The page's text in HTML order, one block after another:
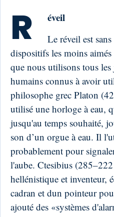
R éveil
Le réveil est
dispositifs les moins aimés
que nous utilisons tous
humains connus à avoir
philosophe grec Platon
utilisé une horloge à eau,
jusqu'au temps souhaité,
son d’un orgue à eau. Il
probablement pour
l'aube. Ctesibius
hellénistique et inventeur,
cadran et dun pointeur
ajouté des «systèmes